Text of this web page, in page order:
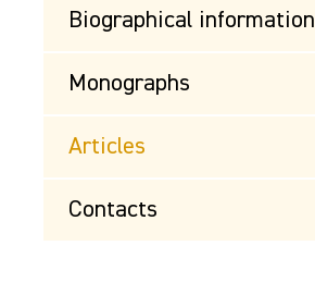
Biographical information
Monographs
Articles
Contacts